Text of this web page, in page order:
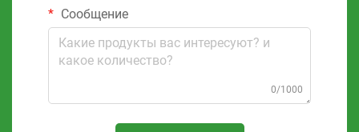
Сообщение
0/1000